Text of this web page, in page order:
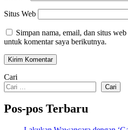
Situs Web
Simpan nama, email, dan situs
untuk komentar saya berikutnya.
Cari
Cari
Pos-pos Terbaru